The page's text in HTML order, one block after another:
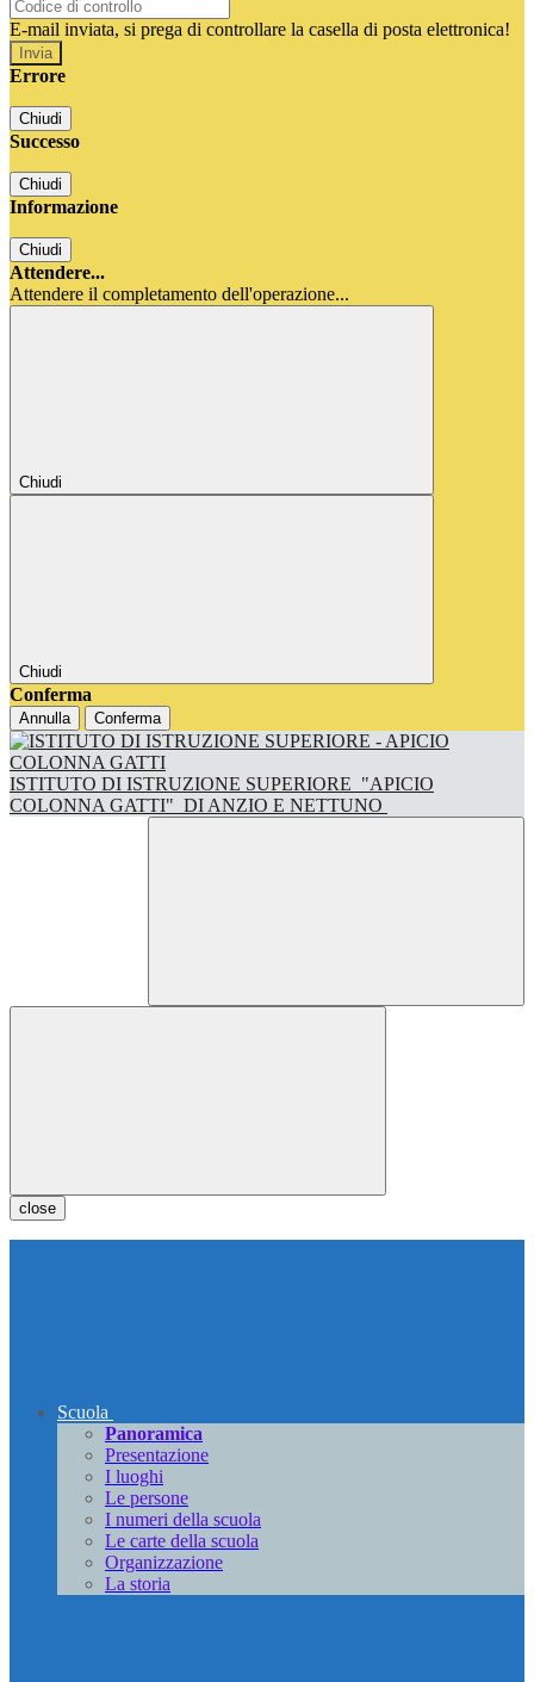
E-mail inviata, si prega di controllare la casella di posta elettronica!
Errore
Chiudi
Successo
Chiudi
Informazione
Chiudi
Attendere...
Attendere il completamento dell'operazione...
Chiudi
Chiudi
Conferma
Annulla Conferma
ISTITUTO DI ISTRUZIONE SUPERIORE "APICIO
COLONNA GATTI" DI ANZIO E NETTUNO
close
Scuola
Panoramica
Presentazione
I luoghi
Le persone
I numeri della scuola
Le carte della scuola
Organizzazione
La storia